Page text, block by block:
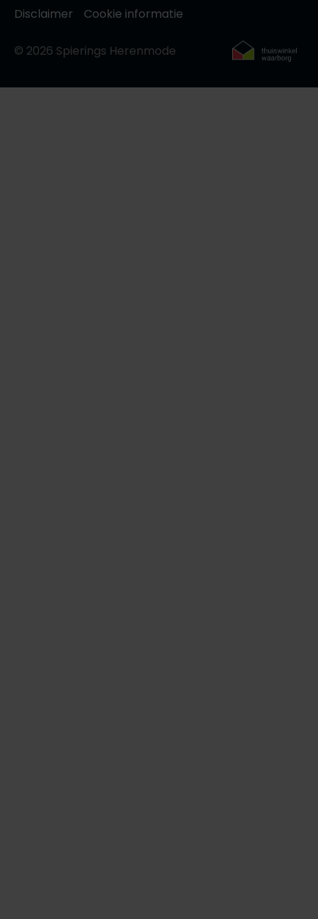
Disclaimer
Cookie informatie
© 2026 Spierings Herenmode